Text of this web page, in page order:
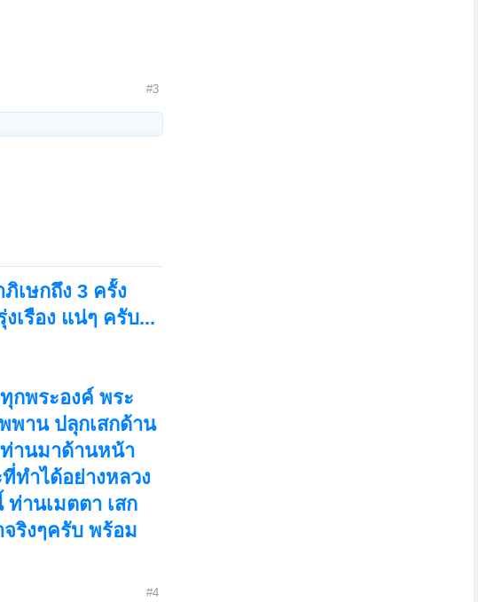
#3
เษกถึง 3 ครั้ง
เรือง แน่ๆ ครับ...
กพระองค์ พระ
พาน ปลุกเสกด้าน
านมาด้านหน้า
ทำได้อย่างหลวง
านเมตตา เสก
ริงๆครับ พร้อม
#4